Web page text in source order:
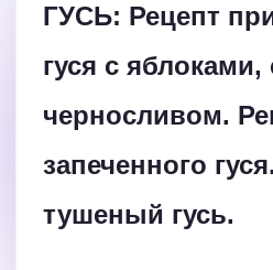
ГУСЬ: Рецепт
гуся с яблоками,
черносливом.
запеченного
тушеный гусь.